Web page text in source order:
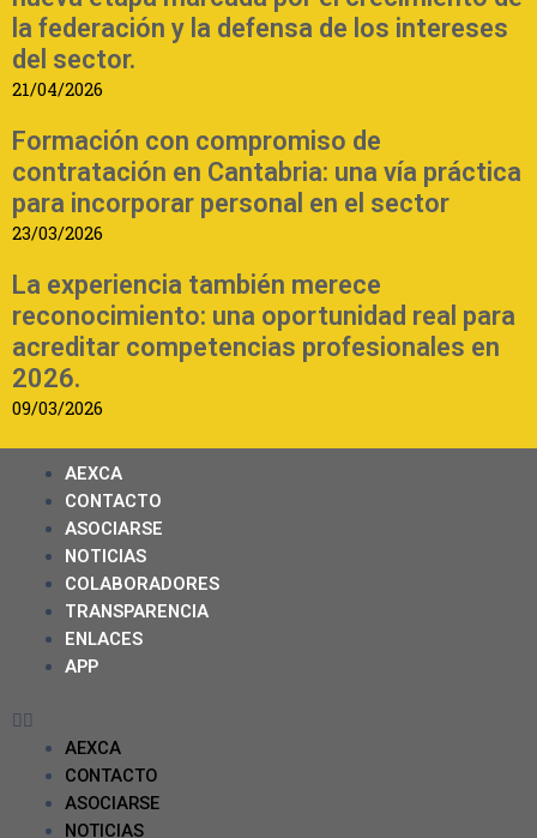
la federación y la defensa de los intereses
del sector.
21/04/2026
Formación con compromiso de
contratación en Cantabria: una vía práctica
para incorporar personal en el sector
23/03/2026
La experiencia también merece
reconocimiento: una oportunidad real para
acreditar competencias profesionales en
2026.
09/03/2026
AEXCA
CONTACTO
ASOCIARSE
NOTICIAS
COLABORADORES
TRANSPARENCIA
ENLACES
APP
AEXCA
CONTACTO
ASOCIARSE
NOTICIAS